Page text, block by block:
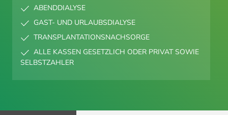
ABENDDIALYSE
GAST- UND URLAUBSDIALYSE
TRANSPLANTATIONSNACHSORGE
ALLE KASSEN GESETZLICH ODER PRIVAT SOWIE
SELBSTZAHLER